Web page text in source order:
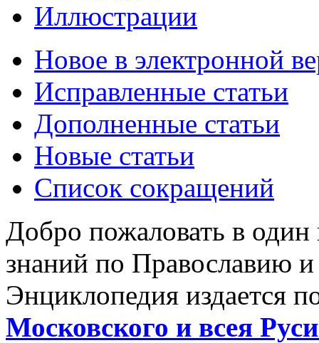
Иллюстрации
Новое в электронной
Исправленные статьи
Дополненные статьи
Новые статьи
Список сокращений
Добро пожаловать в
знаний по Православию
Энциклопедия издается
Московского и всея